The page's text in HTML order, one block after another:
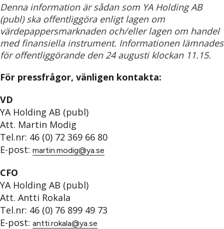
Denna information är sådan som YA Holding AB
(publ) ska offentliggöra enligt lagen om
värdepappersmarknaden och/eller lagen om handel
med finansiella instrument. Informationen lämnades
för offentliggörande den 24 augusti klockan 11.15.
För pressfrågor, vänligen kontakta:
VD
YA Holding AB (publ)
Att. Martin Modig
Tel.nr: 46 (0) 72 369 66 80
E-post: martin.modig@ya.se
CFO
YA Holding AB (publ)
Att. Antti Rokala
Tel.nr: 46 (0) 76 899 49 73
E-post: antti.rokala@ya.se